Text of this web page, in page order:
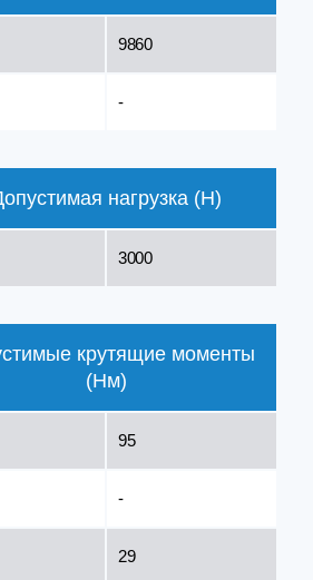
9860
-
нагрузка (Н)
3000
крутящие моменты
(Нм)
95
-
29